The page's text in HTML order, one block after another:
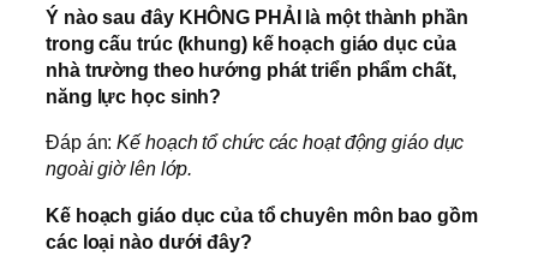
Ý nào sau đây KHÔNG PHẢI là một thành phần
trong cấu trúc (khung) kế hoạch giáo dục của
nhà trường theo hướng phát triển phẩm chất,
năng lực học sinh?
Đáp án:Kế hoạch tổ chức các hoạt động giáo dục
ngoài giờ lên lớp.
Kế hoạch giáo dục của tổ chuyên môn bao gồm
các loại nào dưới đây?